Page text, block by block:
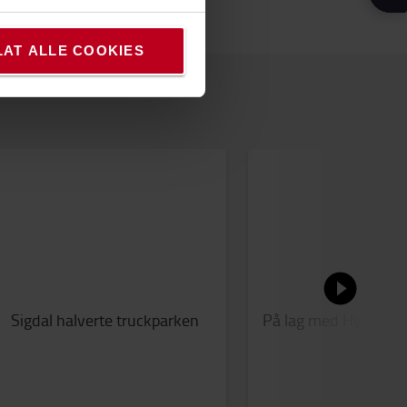
ALLE COOKIES
Sigdal halverte truckparken På lag med Hydro